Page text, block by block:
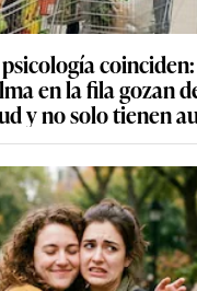
en la fila gozan
y no solo tienen